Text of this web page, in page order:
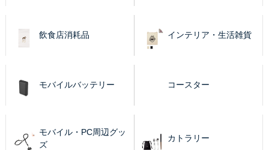
飲食店消耗品 インテリア・生活雑貨
モバイルバッテリー コースター
モバイル・PC周辺グッ
ズ
カトラリー